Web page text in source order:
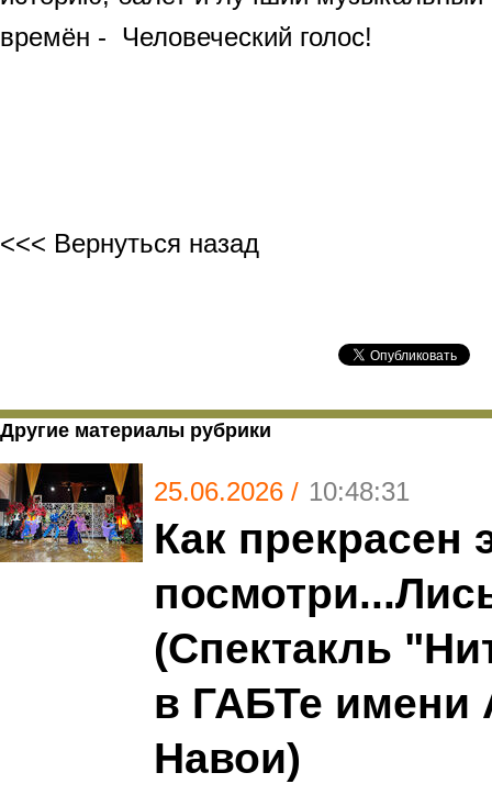
времён - Человеческий голос!
<<< Вернуться назад
Другие материалы рубрики
25.06.2026 / 10:48:31
Как прекрасен
(Спектакль
в ГАБТе имени
Навои)